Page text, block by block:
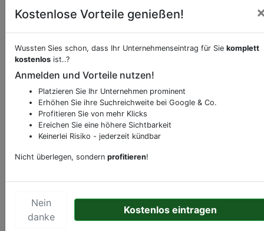
Beschreibung & Services von
Sie möchten eine Beschreibung, Dienstleistung
oder andere relevante Informationen hinzufügen?
Klicken Sie bittehierum uns zu kontaktieren.
Gerne erweitern wir Ihren Firmeneintrag um
Sonderangebote odere besondere Services, die
Ihren Wettbewerbern abheben.
Kostenlose Vorteile genießen!
Wussten Sies schon, dass Ihr Unternehmenseintrag für Sie komplett
kostenlos ist..?
Anmelden und Vorteile nutzen!
Platzieren Sie Ihr Unternehmen prominent
Erhöhen Sie ihre Suchreichweite bei Google & Co.
Profitieren Sie von mehr Klicks
Ereichen Sie eine höhere Sichtbarkeit
Keinerlei Risiko - jederzeit kündbar
Nicht überlegen, sondern profitieren!
Nein
danke
Kostenlos eintragen